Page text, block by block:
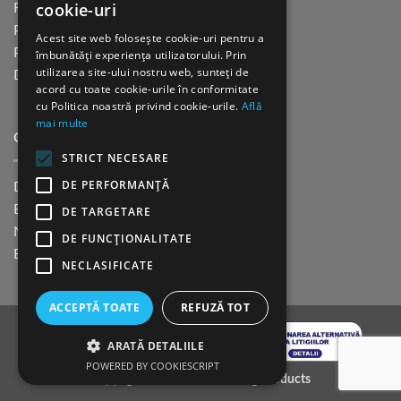
Returnare in 30 de zile
Plata cu cardul Guerrilla
Plata in rate fara dobanda
Distributie sau profesionisti
CINE SUNTEM?
Despre noi
Blog
Newsletter
Evenimente
K9 Training Products
cookie-uri
Acest site web folosește cookie-uri pentru a
îmbunătăți experiența utilizatorului. Prin
utilizarea site-ului nostru web, sunteți de
acord cu toate cookie-urile în conformitate
cu Politica noastră privind cookie-urile. Află
mai multe
STRICT NECESARE
DE PERFORMANȚĂ
DE TARGETARE
DE FUNCŢIONALITATE
NECLASIFICATE
ACCEPTĂ TOATE REFUZĂ TOT
ARATĂ DETALIILE
POWERED BY COOKIESCRIPT